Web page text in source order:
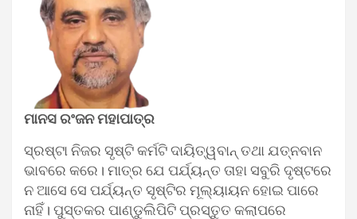
ମାନସ ରଂଜନ ମହାପାତ୍ର
ସ୍ରଷ୍ଟା ନିଜର ସୃଷ୍ଟି କର୍ମଟି ଦାୟିତ୍ୱବାନ୍ ତଥା ଯତ୍ନବାନ
ଭାବରେ କରେ। ମାତ୍ର ଯେ ପର୍ଯ୍ୟନ୍ତ ତାହା ସବୁରି ଦୃଷ୍ଟରେ
ନ ଆସେ ସେ ପର୍ଯ୍ୟନ୍ତ ସୃଷ୍ଟିର ମୂଲ୍ୟାୟନ ହୋଇ ପାରେ
ନାହିଁ। ପୁସ୍ତକର ପାଣ୍ଡୁଲିପିଟି ପ୍ରସ୍ତୁତ କଲାପରେ